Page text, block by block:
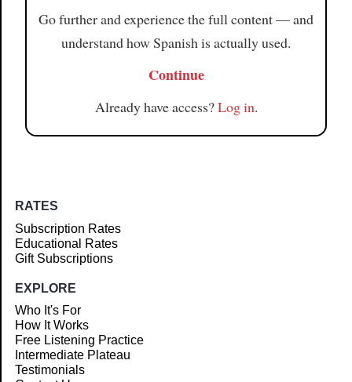
Go further and experience the full content — and
understand how Spanish is actually used.
Continue
Already have access?Log in.
RATES
Subscription Rates
Educational Rates
Gift Subscriptions
EXPLORE
Who It's For
How It Works
Free Listening Practice
Intermediate Plateau
Testimonials